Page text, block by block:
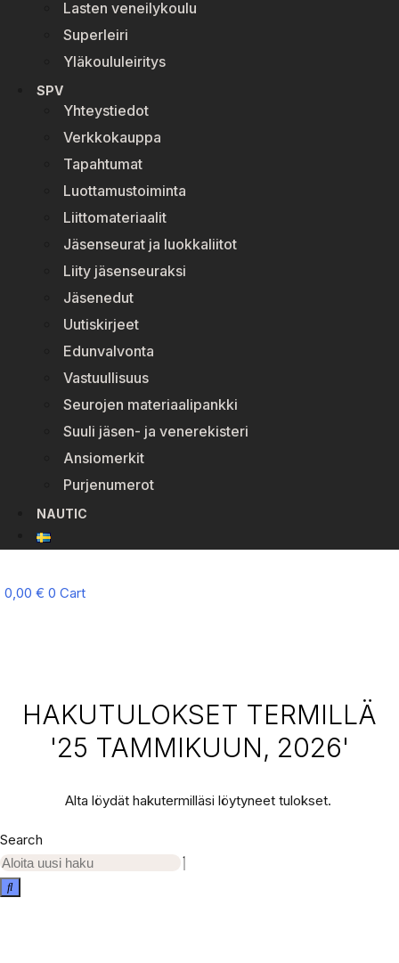
Lasten veneilykoulu
Superleiri
Yläkoululeiritys
SPV
Yhteystiedot
Verkkokauppa
Tapahtumat
Luottamustoiminta
Liittomateriaalit
Jäsenseurat ja luokkaliitot
Liity jäsenseuraksi
Jäsenedut
Uutiskirjeet
Edunvalvonta
Vastuullisuus
Seurojen materiaalipankki
Suuli jäsen- ja venerekisteri
Ansiomerkit
Purjenumerot
NAUTIC
0,00 € 0 Cart
HAKUTULOKSET TERMILLÄ
'25 TAMMIKUUN, 2026'
Alta löydät hakutermilläsi löytyneet tulokset.
Search